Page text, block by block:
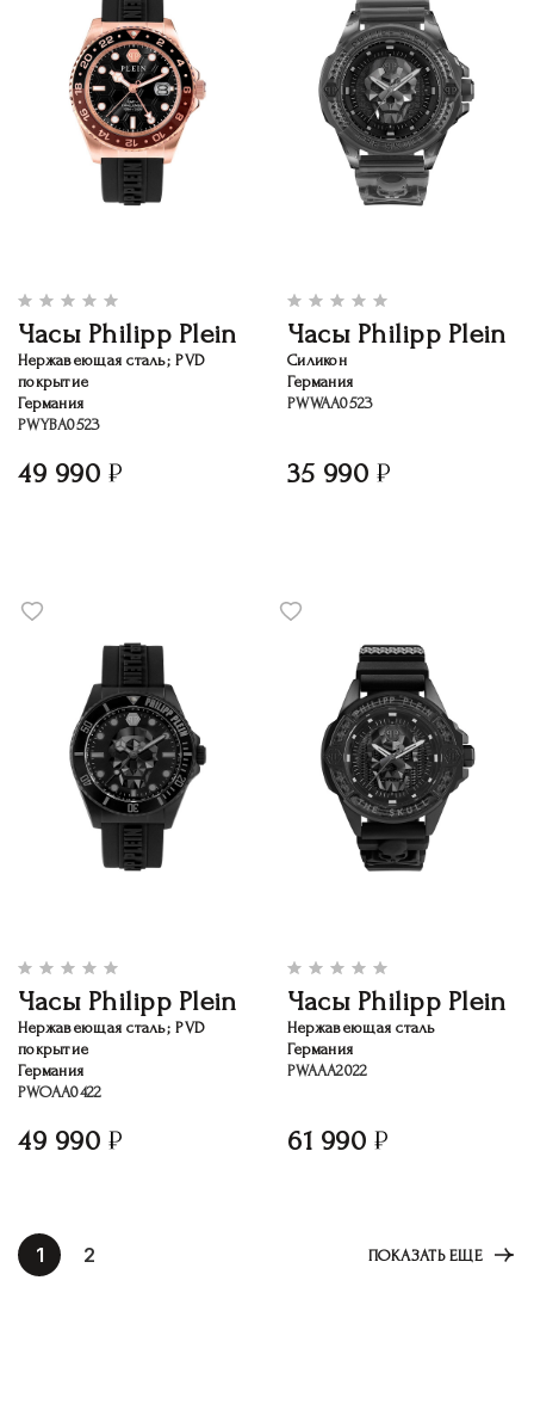
Часы Philipp Plein
Нержавеющая сталь; PVD
покрытие
Германия
PWYBA0523
49 990
Часы Philipp Plein
Силикон
Германия
PWWAA0523
35 990
Часы Philipp Plein
Нержавеющая сталь; PVD
покрытие
Германия
PWOAA0422
49 990
Часы Philipp Plein
Нержавеющая сталь
Германия
PWAAA2022
61 990
1 2 ПОКАЗАТЬ ЕЩЕ